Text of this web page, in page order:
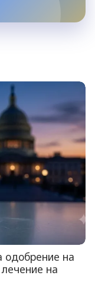
одобрение на
на